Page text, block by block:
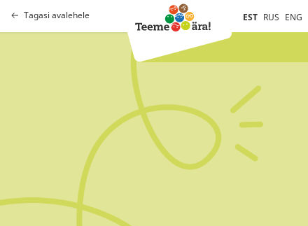
Tagasi avalehele EST RUS ENG